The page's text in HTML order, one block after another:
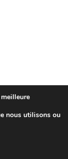
nous utilisons ou